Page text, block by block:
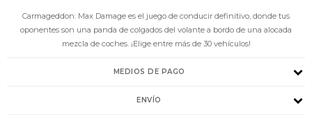
Carmageddon: Max Damage es el juego de conducir definitivo, donde tus
oponentes son una panda de colgados del volante a bordo de una alocada
mezcla de coches. ¡Elige entre más de 30 vehículos!
MEDIOS DE PAGO
ENVÍO